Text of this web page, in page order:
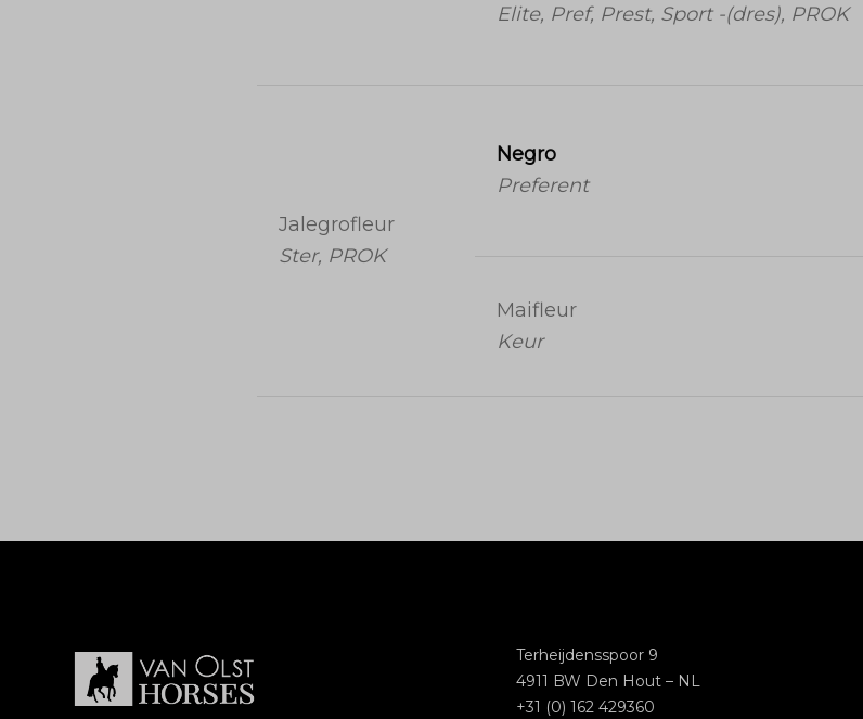
Elite, Pref, Prest, Sport -(dres), PROK
Jalegrofleur
Ster, PROK
Negro
Preferent
Maifleur
Keur
Terheijdensspoor 9
4911 BW Den Hout – NL
+31 (0) 162 429360